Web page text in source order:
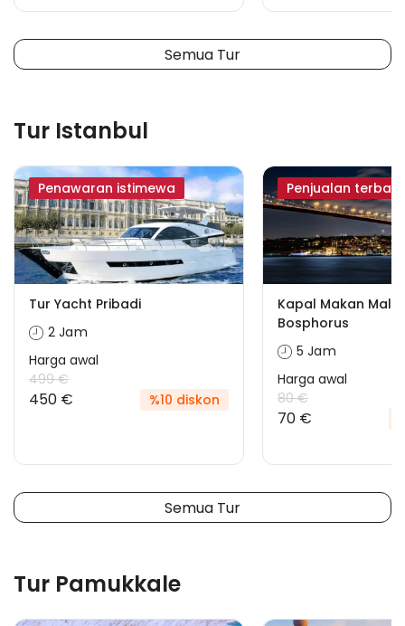
Semua Tur
Tur Istanbul
Penawaran istimewa
Tur Yacht Pribadi
2 Jam
Harga awal
499 €
450 € %10 diskon
Penjualan terbaik
Kapal Makan
Bosphorus
5 Jam
Harga awal
80 €
70 €
Semua Tur
Tur Pamukkale